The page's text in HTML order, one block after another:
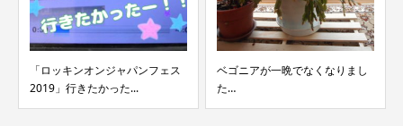
「ロッキンオンジャパンフェス
2019」行きたかった...
ベゴニアが一晩でなくなりまし
た…